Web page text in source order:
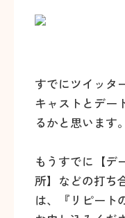
すでにツイッタ
キャストとデー
るかと思います。
もうすでに【デ
所】などの打ち
は、『リピート